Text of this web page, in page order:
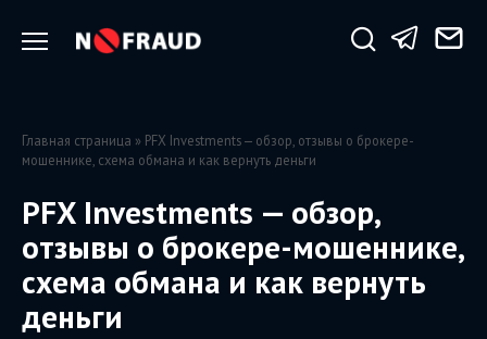
Главная страница » PFX Investments — обзор, отзывы о брокере-
мошеннике, схема обмана и как вернуть деньги
PFX Investments — обзор,
отзывы о брокере-мошеннике,
схема обмана и как вернуть
деньги